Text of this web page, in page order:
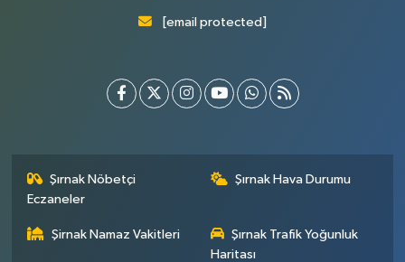
[email protected]
Şırnak Nöbetçi
Eczaneler
Şırnak Hava Durumu
Şirnak Namaz Vakitleri
Şırnak Trafik Yoğunluk
Haritası